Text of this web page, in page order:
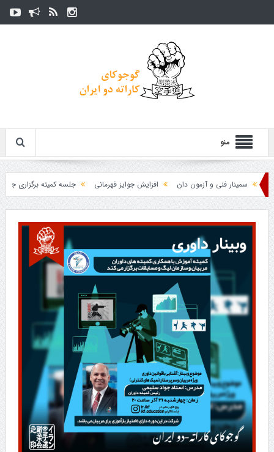
منو
سمینار فنی و آزمون دان افزایش جوایز قهرمانی جلسه کمیته برگزاری جام پارس